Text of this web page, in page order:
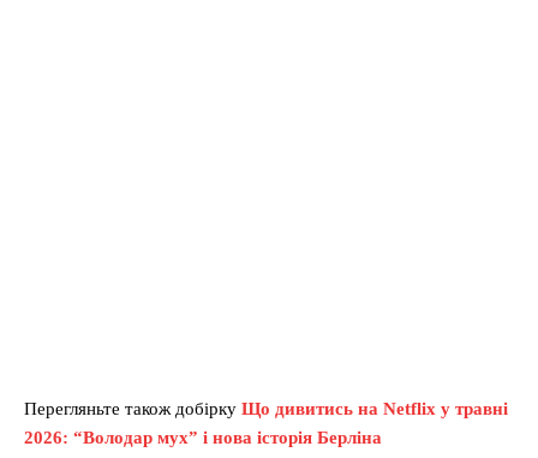
Перегляньте також добірку Що дивитись на Netflix у травні
2026: “Володар мух” і нова історія Берліна